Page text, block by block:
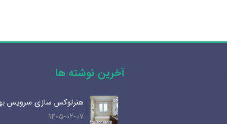
آخرین نوشته ها
هنرلوکس سازی سرویس
1405-02-07